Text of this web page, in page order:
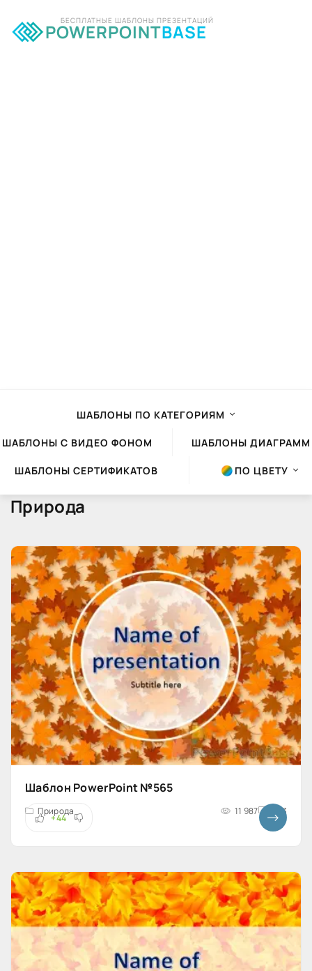
POWERPOINTBASE
БЕСПЛАТНЫЕ ШАБЛОНЫ ПРЕЗЕНТАЦИЙ
ШАБЛОНЫ ПО КАТЕГОРИЯМ
ШАБЛОНЫ С ВИДЕО ФОНОМ ШАБЛОНЫ ДИАГРАММ
ШАБЛОНЫ СЕРТИФИКАТОВ ПО ЦВЕТУ
Природа
Шаблон PowerPoint №565
Природа 11 987 4x3
+44